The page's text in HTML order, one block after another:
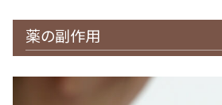
薬の副作用